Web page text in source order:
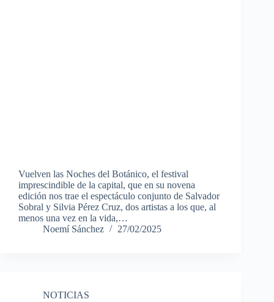
Vuelven las Noches del Botánico, el festival
imprescindible de la capital, que en su novena
edición nos trae el espectáculo conjunto de Salvador
Sobral y Silvia Pérez Cruz, dos artistas a los que, al
menos una vez en la vida,…
Noemí Sánchez
27/02/2025
NOTICIAS